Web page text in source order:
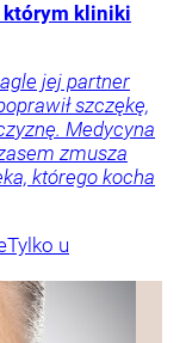
którym kliniki
jej partner
szczękę,
Medycyna
zmusza
którego kocha
Tylko u